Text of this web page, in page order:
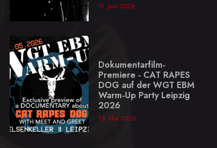
11. Juni 2026
Dokumentarfilm-
Premiere - CAT RAPES
DOG auf der WGT EBM
Warm-Up Party Leipzig
2026
15. Mai 2026